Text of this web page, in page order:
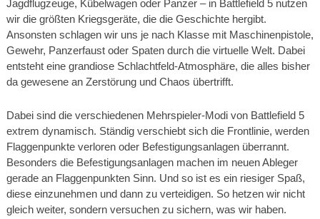
Jagdflugzeuge, Kübelwagen oder Panzer – in Battlefield 5 nutzen
wir die größten Kriegsgeräte, die die Geschichte hergibt.
Ansonsten schlagen wir uns je nach Klasse mit Maschinenpistole,
Gewehr, Panzerfaust oder Spaten durch die virtuelle Welt. Dabei
entsteht eine grandiose Schlachtfeld-Atmosphäre, die alles bisher
da gewesene an Zerstörung und Chaos übertrifft.
Dabei sind die verschiedenen Mehrspieler-Modi von Battlefield 5
extrem dynamisch. Ständig verschiebt sich die Frontlinie, werden
Flaggenpunkte verloren oder Befestigungsanlagen überrannt.
Besonders die Befestigungsanlagen machen im neuen Ableger
gerade an Flaggenpunkten Sinn. Und so ist es ein riesiger Spaß,
diese einzunehmen und dann zu verteidigen. So hetzen wir nicht
gleich weiter, sondern versuchen zu sichern, was wir haben.